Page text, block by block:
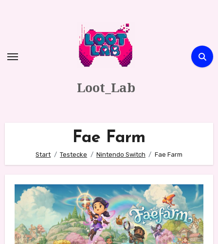
Loot_Lab
Fae Farm
Start Testecke Nintendo Switch Fae Farm